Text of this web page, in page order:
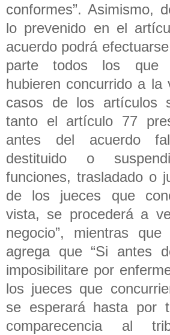
conformes”. Asimismo,
lo prevenido en el
acuerdo podrá
parte todos los que
hubieren concurrido a la
casos de los artículos
tanto el artículo 77
antes del acuerdo
destituido o
funciones, trasladado o
de los jueces que
vista, se procederá a
negocio”, mientras
agrega que “Si antes
imposibilitare por
los jueces que
se esperará hasta por
comparecencia al